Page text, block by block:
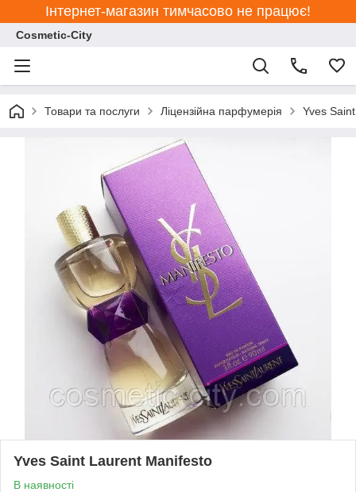
Інтернет-магазин тимчасово не працює!
Cosmetic-City
Товари та послуги Ліцензійна парфумерія Yves
Yves Saint Laurent Manifesto
В наявності